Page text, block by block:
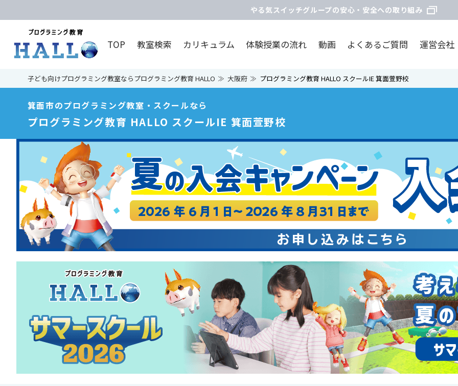
やる気スイッチグループの安心・安全への取り組み
TOP 教室検索 カリキュラム 体験授業の流れ 動画 よくあるご質問 運営会社
子ども向けプログラミング教室ならプログラミング教育 HALLO 大阪府 プログラミング教育 HALLO スクールIE 箕面萱野校
箕面市のプログラミング教室・スクールなら
プログラミング教育 HALLO スクールIE 箕面萱野校